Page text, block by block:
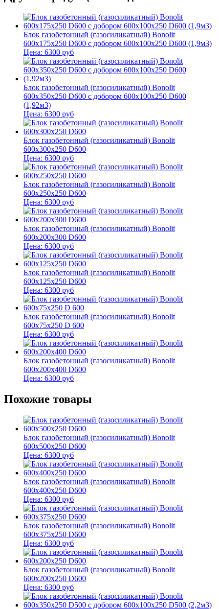
Блок газобетонный (газосиликатный) Bonolit
600x175x250 D600 с добором 600х100х250 D600 (1,9м3)
Цена: 6300 руб
Блок газобетонный (газосиликатный) Bonolit
600x350x250 D600 с добором 600х100х250 D600
(1,92м3)
Цена: 6300 руб
Блок газобетонный (газосиликатный) Bonolit
600x300x250 D600
Цена: 6300 руб
Блок газобетонный (газосиликатный) Bonolit
600x250x250 D600
Цена: 6300 руб
Блок газобетонный (газосиликатный) Bonolit
600x200x300 D600
Цена: 6300 руб
Блок газобетонный (газосиликатный) Bonolit
600x125x250 D600
Цена: 6300 руб
Блок газобетонный (газосиликатный) Bonolit
600x75x250 D 600
Цена: 6300 руб
Блок газобетонный (газосиликатный) Bonolit
600x200x400 D600
Цена: 6300 руб
Похожие товары
Блок газобетонный (газосиликатный) Bonolit
600x500x250 D600
Цена: 6300 руб
Блок газобетонный (газосиликатный) Bonolit
600x400x250 D600
Цена: 6300 руб
Блок газобетонный (газосиликатный) Bonolit
600x375x250 D600
Цена: 6300 руб
Блок газобетонный (газосиликатный) Bonolit
600x200x250 D600
Цена: 6300 руб